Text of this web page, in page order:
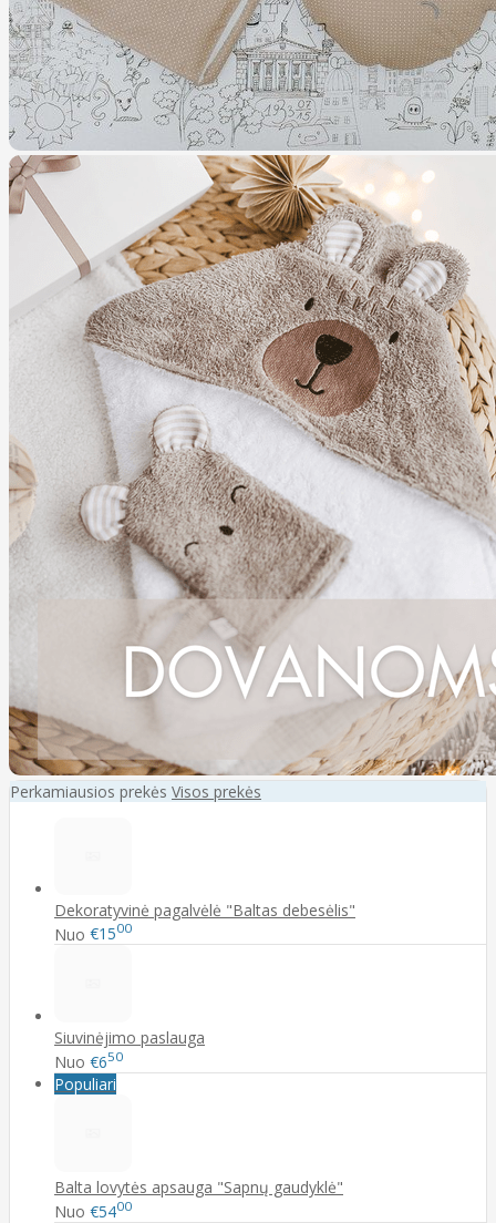
Perkamiausios prekės Visos prekės
Dekoratyvinė pagalvėlė "Baltas debesėlis"
Nuo €1500
Siuvinėjimo paslauga
Nuo €650
Populiari
Balta lovytės apsauga "Sapnų gaudyklė"
Nuo €5400